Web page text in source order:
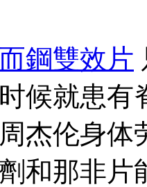
鋼雙效片
候就患
杰伦身体
和那非